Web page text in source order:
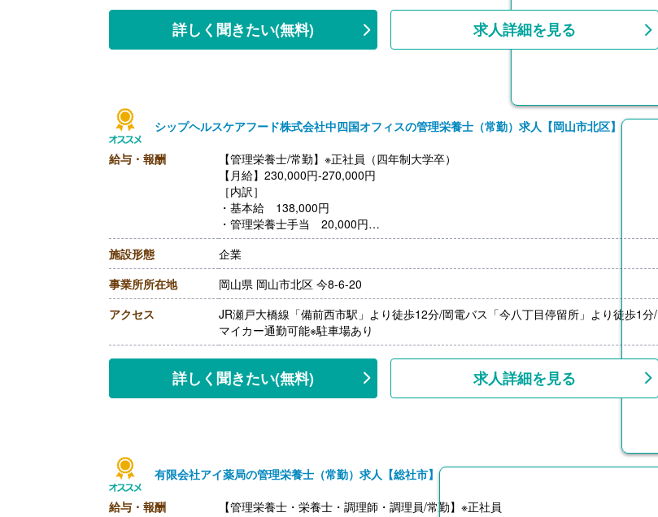
詳しく聞きたい(無料) 求人詳細を見る
シップヘルスケアフード株式会社中四国オフィスの管理栄養士（常勤）求人【岡山市北区】
給与・報酬
【管理栄養士/常勤】※正社員（四年制大学卒）
【月給】230,000円‐270,000円
［内訳］
・基本給 138,000円
・管理栄養士手当 20,000円
・調整手当 72,000円‐112,000円
【賞与】年2回（計3.80ヶ月分）※前年度実績、会社規定等による
【通勤手当】あり（上限40,000円/月）
【昇給】あり（1月あたり0円-14,000円）※前年度実績、会社規定等による
【退職金】あり※勤続3年以上
++++++++++++++++++++
【管理栄養士/常勤】※正社員（短大卒）
［内訳］
・基本給 128,000円
・管理栄養士手当 20,000円
【昇給】あり（1月あたり0円-14,000円）※前年度実績、会社規定等による
【退職金】あり※勤続3年以上
施設形態
企業
事業所所在地
岡山県 岡山市北区 今8-6-20
アクセス
JR瀬戸大橋線「備前西市駅」より徒歩12分/岡電バス「今八丁目停留所」より徒歩1分/
マイカー通勤可能※駐車場あり
詳しく聞きたい(無料) 求人詳細を見る
有限会社アイ薬局の管理栄養士（常勤）求人【総社市】
給与・報酬
【管理栄養士・栄養士・調理師・調理員/常勤】※正社員